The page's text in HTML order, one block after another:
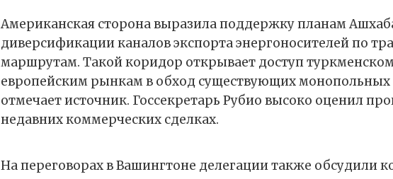
Американская сторона выразила поддержку планам
диверсификации каналов экспорта энергоносителей по
маршрутам. Такой коридор открывает доступ
европейским рынкам в обход существующих монопольных
отмечает источник. Госсекретарь Рубио высоко оценил
недавних коммерческих сделках.
На переговорах в Вашингтоне делегации также обсудили